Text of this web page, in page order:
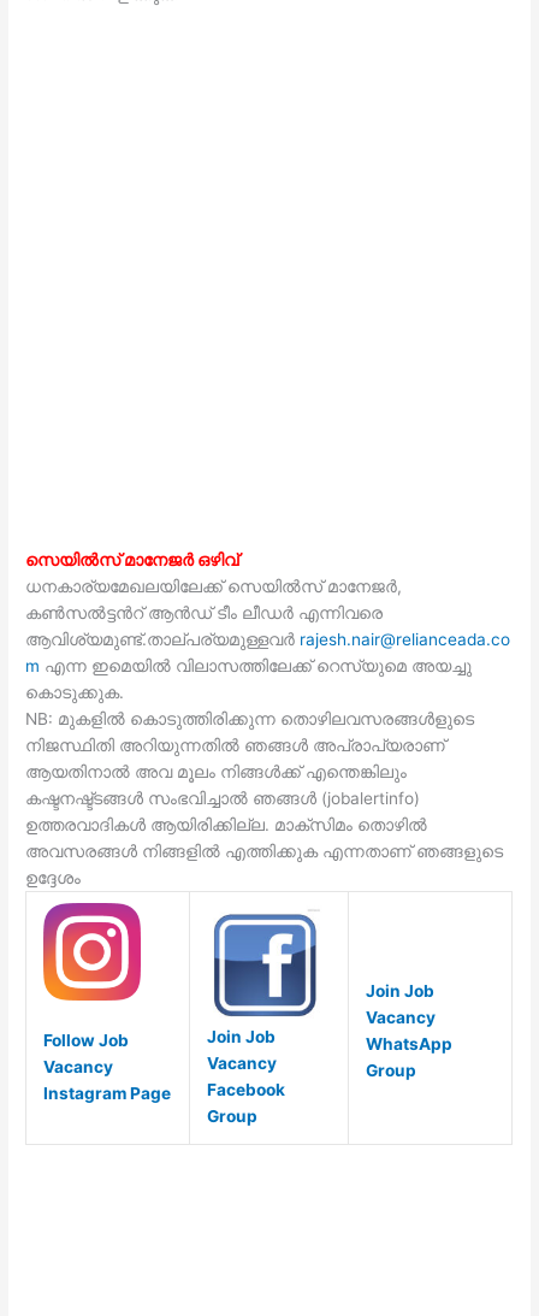
സെയിൽസ് മാനേജർ ഒഴിവ്
ധനകാര്യമേഖലയിലേക്ക് സെയിൽസ് മാനേജർ,
കൺസൽട്ടൻറ് ആൻഡ് ടീം ലീഡർ എന്നിവരെ
ആവിശ്യമുണ്ട്.താല്പര്യമുള്ളവർ rajesh.nair@relianceada.co
m എന്ന ഇമെയിൽ വിലാസത്തിലേക്ക് റെസ്യുമെ അയച്ചു
കൊടുക്കുക.
NB: മുകളിൽ കൊടുത്തിരിക്കുന്ന തൊഴിലവസരങ്ങൾളുടെ
നിജസ്ഥിതി അറിയുന്നതിൽ ഞങ്ങൾ അപ്രാപ്യരാണ്
ആയതിനാൽ അവ മൂലം നിങ്ങൾക്ക് എന്തെങ്കിലും
കഷ്ടനഷ്ട്ടങ്ങൾ സംഭവിച്ചാൽ ഞങ്ങൾ (jobalertinfo)
ഉത്തരവാദികൾ ആയിരിക്കില്ല. മാക്സിമം തൊഴിൽ
അവസരങ്ങൾ നിങ്ങളിൽ എത്തിക്കുക എന്നതാണ് ഞങ്ങളുടെ
ഉദ്ദേശം
Follow Job
Vacancy
Instagram Page
Join Job
Vacancy
Facebook
Group
Join Job
Vacancy
WhatsApp
Group